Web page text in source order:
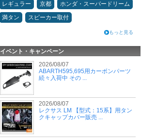
レギュラー
京都
ホンダ・スーパードリーム
満タン
スピーカー取付
もっと見る
イベント・キャンペーン
2026/08/07
ABARTH595,695用カーボンパーツ
続々入荷中 その ...
2026/08/07
レクサス LM 【型式：15系】用タン
クキャップカバー販売 ...